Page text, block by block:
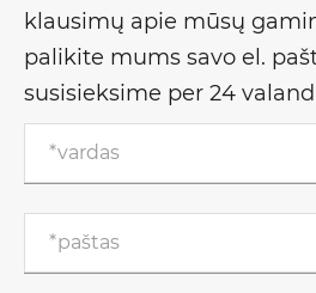
klausimų apie mūsų
palikite mums savo el.
susisieksime per 24